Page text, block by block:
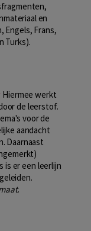
en
Engels, Frans,
Turks).
Hiermee werkt
de leerstof.
voor de
aandacht
Daarnaast
is er een leerlijn
.